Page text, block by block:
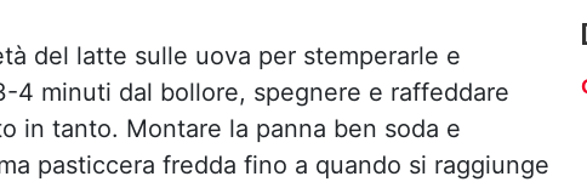
del latte sulle uova per stemperarle e
minuti dal bollore, spegnere e raffeddare
in tanto. Montare la panna ben soda e
pasticcera fredda fino a quando si raggiunge